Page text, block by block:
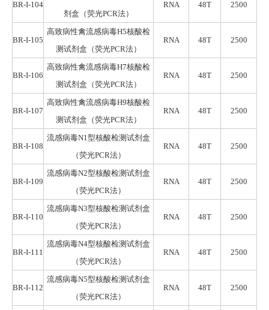
BR-I-104
剂盒 （荧光PCR法）
RNA 48T 2500
BR-I-105
高致病性禽流感病毒H5核酸检
测试剂盒 （荧光PCR法）
RNA 48T 2500
BR-I-106
高致病性禽流感病毒H7核酸检
测试剂盒 （荧光PCR法）
RNA 48T 2500
BR-I-107
高致病性禽流感病毒H9核酸检
测试剂盒 （荧光PCR法）
RNA 48T 2500
BR-I-108
流感病毒N1型核酸检测试剂盒
（荧光PCR法）
RNA 48T 2500
BR-I-109
流感病毒N2型核酸检测试剂盒
（荧光PCR法）
RNA 48T 2500
BR-I-110
流感病毒N3型核酸检测试剂盒
（荧光PCR法）
RNA 48T 2500
BR-I-111
流感病毒N4型核酸检测试剂盒
（荧光PCR法）
RNA 48T 2500
BR-I-112
流感病毒N5型核酸检测试剂盒
（荧光PCR法）
RNA 48T 2500